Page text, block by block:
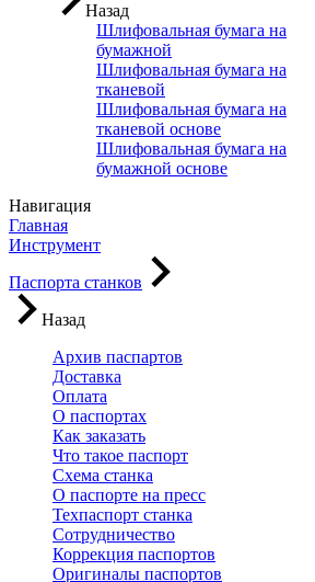
Назад
Шлифовальная бумага на
бумажной
Шлифовальная бумага на
тканевой
Шлифовальная бумага на
тканевой основе
Шлифовальная бумага на
бумажной основе
Навигация
Главная
Инструмент
Паспорта станков
Назад
Архив паспартов
Доставка
Оплата
О паспортах
Как заказать
Что такое паспорт
Схема станка
О паспорте на пресс
Техпаспорт станка
Сотрудничество
Коррекция паспортов
Оригиналы паспортов